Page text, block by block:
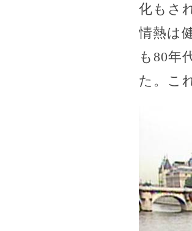
化もさ
情熱は
も80年
た。こ